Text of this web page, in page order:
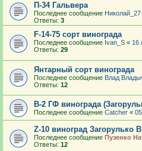
П-34 Гальвера
Последнее сообщение Николай_27
Ответы: 3
F-14-75 сорт винограда
Последнее сообщение Ivan_S « 16
Ответы: 29
Янтарный сорт винограда
Последнее сообщение Влад
Ответы: 12
В-2 ГФ винограда
Последнее сообщение Catcher «
Z-10 виноград Загорулько
Последнее сообщение Пузенко
Ответы: 12